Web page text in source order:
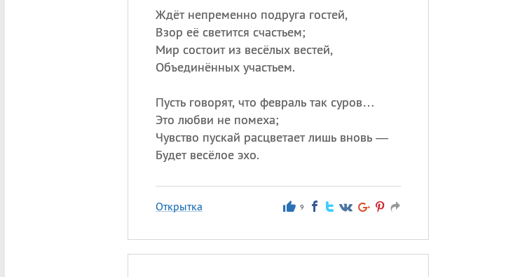
Ждёт непременно подруга гостей,
Взор её светится счастьем;
Мир состоит из весёлых вестей,
Объединённых участьем.
Пусть говорят, что февраль так суров…
Это любви не помеха;
Чувство пускай расцветает лишь вновь —
Будет весёлое эхо.
Открытка 9